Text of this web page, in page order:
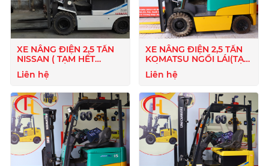
XE NÂNG ĐIỆN 2,5 TẤN
NISSAN ( TẠM HẾT
HÀNG)
Liên hệ
XE NÂNG ĐIỆN 2,5 TẤN
KOMATSU NGỒI LÁI(TẠM
HẾT HÀNG )
Liên hệ